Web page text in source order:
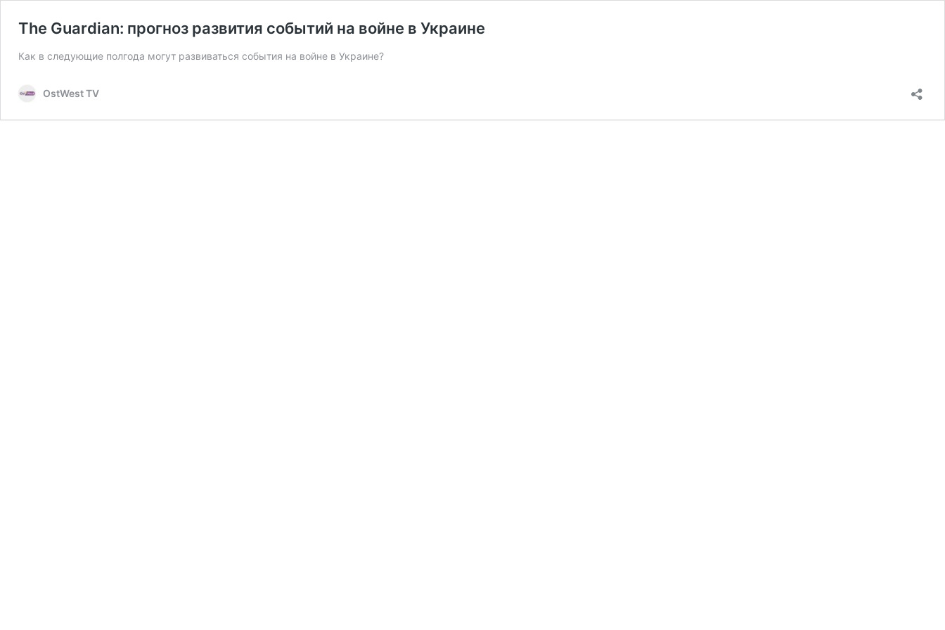
The Guardian: прогноз развития событий на войне в Украине
Как в следующие полгода могут развиваться события на войне в Украине?
OstWest TV